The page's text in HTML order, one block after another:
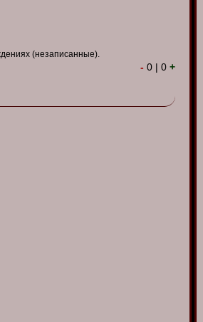
(незаписанные).
- 0 | 0 +